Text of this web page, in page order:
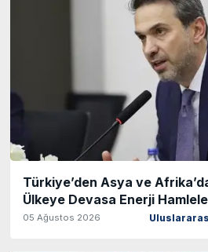
Türkiye’den Asya ve
Ülkeye Devasa Enerji
05 Ağustos 2026